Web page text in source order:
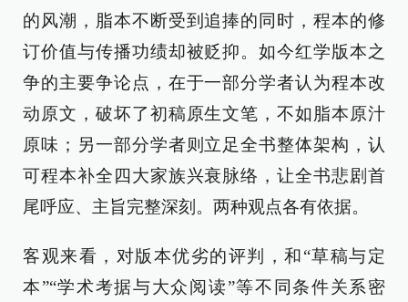
的风潮，脂本不断受到追捧的同时，程本的修
订价值与传播功绩却被贬抑。如今红学版本之
争的主要争论点，在于一部分学者认为程本改
动原文，破坏了初稿原生文笔，不如脂本原汁
原味；另一部分学者则立足全书整体架构，认
可程本补全四大家族兴衰脉络，让全书悲剧首
尾呼应、主旨完整深刻。两种观点各有依据。
客观来看，对版本优劣的评判，和“草稿与定
本”“学术考据与大众阅读”等不同条件关系密